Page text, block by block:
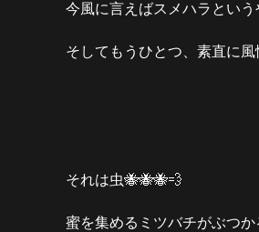
今風に言えばスメハラという
そしてもうひとつ、素直に
それは虫🐝🐝🐝💨
蜜を集めるミツバチがぶつ